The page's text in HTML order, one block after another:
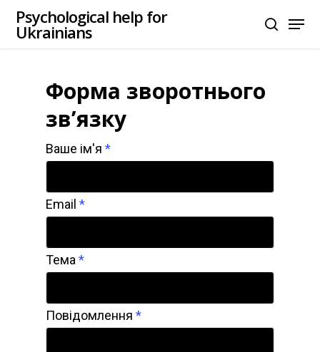
SkipPsychological help for
Ukrainians search
Menu
Форма зворотнього
зв’язку
Contact
Ваше ім'я*
Email*
Тема*
Повідомлення*